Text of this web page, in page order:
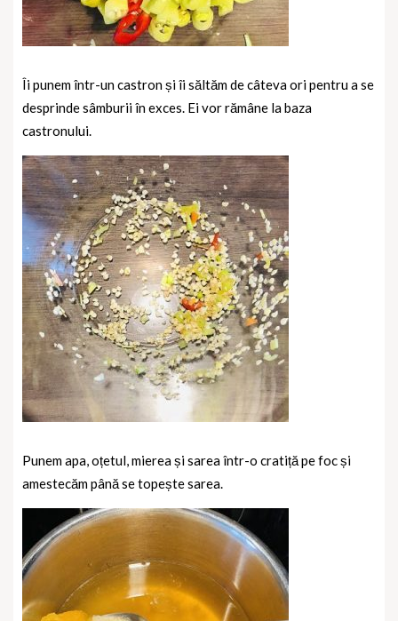
Îi punem într-un castron și îi săltăm de câteva ori pentru a se
desprinde sâmburii în exces. Ei vor rămâne la baza
castronului.
Punem apa, oțetul, mierea și sarea într-o cratiță pe foc și
amestecăm până se topește sarea.